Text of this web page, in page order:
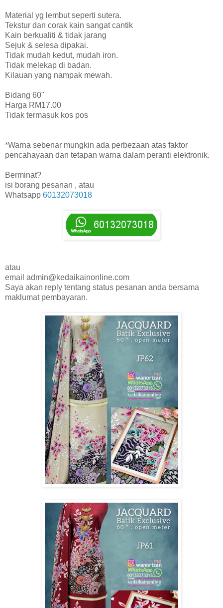
Material yg lembut seperti sutera.
Tekstur dan corak kain sangat cantik
Kain berkualiti & tidak jarang
Sejuk & selesa dipakai.
Tidak mudah kedut, mudah iron.
Tidak melekap di badan.
Kilauan yang nampak mewah.
Bidang 60"
Harga RM17.00
Tidak termasuk kos pos
*Warna sebenar mungkin ada perbezaan atas faktor
pencahayaan dan tetapan warna dalam peranti elektronik.
Berminat?
isi borang pesanan , atau
Whatsapp 60132073018
atau
email admin@kedaikainonline.com
Saya akan reply tentang status pesanan anda bersama
maklumat pembayaran.